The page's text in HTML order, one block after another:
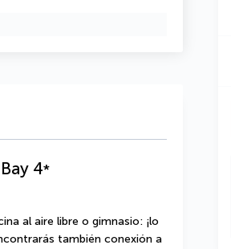
4*
al aire libre o gimnasio: ¡lo
también conexión a